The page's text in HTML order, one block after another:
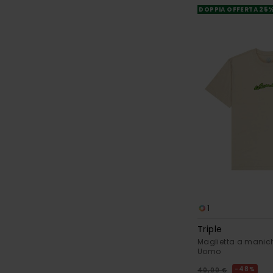
DOPPIA OFFERTA
1
Triple
Maglietta a
Uomo
40,00 € 48%